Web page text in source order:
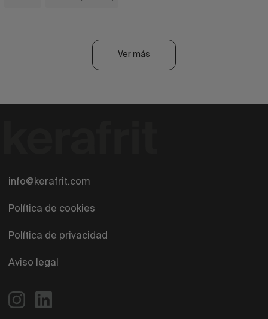
Ver más
info@kerafrit.com
Política de cookies
Política de privacidad
Aviso legal